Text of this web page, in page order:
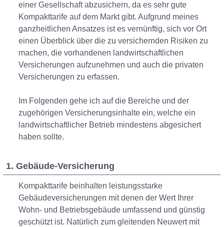
einer Gesellschaft abzusichern, da es sehr gute
Kompakttarife auf dem Markt gibt. Aufgrund meines
ganzheitlichen Ansatzes ist es vernünftig, sich vor Ort
einen Überblick über die zu versichernden Risiken zu
machen, die vorhandenen landwirtschaftlichen
Versicherungen aufzunehmen und auch die privaten
Versicherungen zu erfassen.
Im Folgenden gehe ich auf die Bereiche und der
zugehörigen Versicherungsinhalte ein, welche ein
landwirtschaftlicher Betrieb mindestens abgesichert
haben sollte.
1. Gebäude-Versicherung
Kompakttarife beinhalten leistungsstarke
Gebäudeversicherungen mit denen der Wert Ihrer
Wohn- und Betriebsgebäude umfassend und günstig
geschützt ist. Natürlich zum gleitenden Neuwert mit